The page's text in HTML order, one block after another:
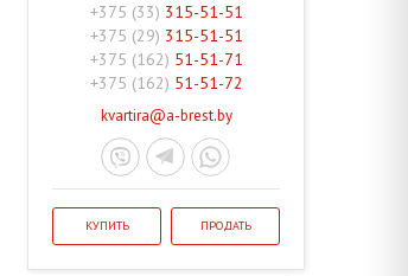
+375 (33) 315-51-51
+375 (29) 315-51-51
+375 (162) 51-51-71
+375 (162) 51-51-72
kvartira@a-brest.by
КУПИТЬ ПРОДАТЬ